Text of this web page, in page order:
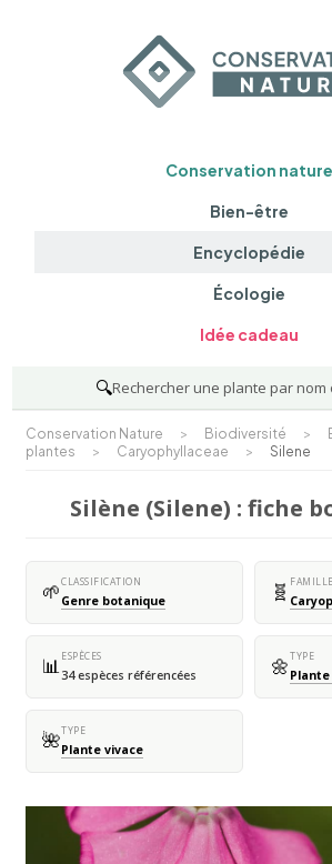
Conservation nature
Bien-être
Encyclopédie
Écologie
Idée cadeau
🔍Rechercher une plante par nom
Conservation Nature > Biodiversité >
plantes
> Caryophyllaceae > Silene
Silène (Silene) : fiche
🌱CLASSIFICATION
Genre botanique 🧬 FAMILLE
📊ESPÈCES
34 espèces référencées 🌼TYPE
🌺TYPE
Plante vivace